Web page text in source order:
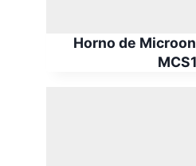
Horno de